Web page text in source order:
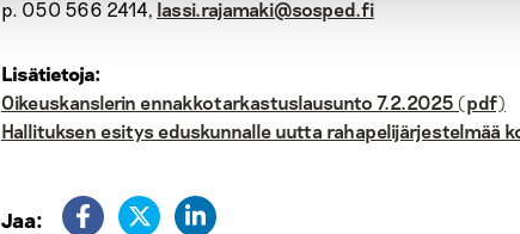
p. 050 566 2414, lassi.rajamaki@sosped.fi
Lisätietoja:
Oikeuskanslerin ennakkotarkastuslausunto 7.2.2025 (pdf)
Hallituksen esitys eduskunnalle uutta rahapelijärjestelmää
Jaa: